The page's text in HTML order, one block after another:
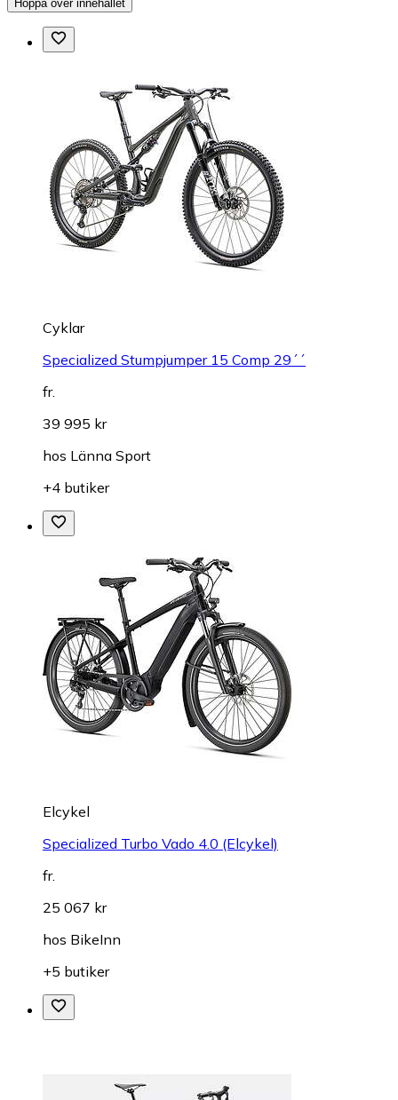
Hoppa över innehållet
Cyklar
Specialized Stumpjumper 15 Comp 29´´
fr.
39 995 kr
hos Länna Sport
+4 butiker
Elcykel
Specialized Turbo Vado 4.0 (Elcykel)
fr.
25 067 kr
hos BikeInn
+5 butiker